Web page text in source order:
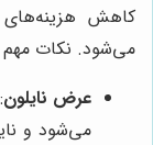
کاهش
می‌شود. نکات مهم
عرض نایلون
می‌شود و